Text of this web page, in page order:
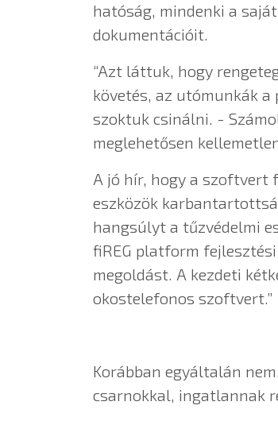
hatóság, mindenki a
dokumentációit.
“Azt láttuk, hogy
követés, az utómunkák
szoktuk csinálni. -
meglehetősen
A jó hír, hogy a szoftvert
eszközök
hangsúlyt a tűzvédelmi
fiREG platform
megoldást. A kezdeti
okostelefonos szoftvert.”
Korábban egyáltalán
csarnokkal, ingatlannak